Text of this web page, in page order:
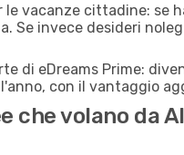
le vacanze cittadine: se
Se invece desideri
di eDreams Prime:
con il vantaggio
che volano da